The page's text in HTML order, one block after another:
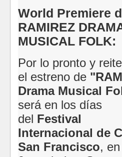
World Premiere
RAMIREZ
MUSICAL FOLK:
Por lo pronto y
el estreno de
Drama Musical
será en los días
del Festival
Internacional de
San Francisco, en